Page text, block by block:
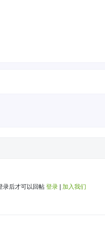
录后才可以回帖 登录 加入我们